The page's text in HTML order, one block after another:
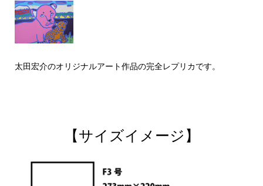
太田宏介のオリジナルアート作品の完全レプリカです。
【サイズイメージ】